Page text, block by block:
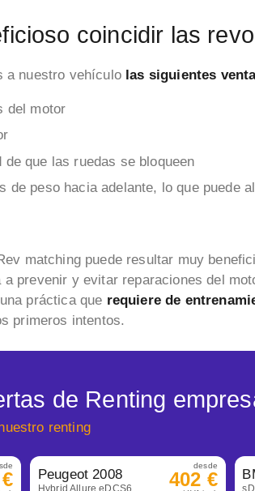
coincidir las
a nuestro vehículo las siguientes
del motor
que las ruedas se bloqueen
de peso hacia adelante, lo que puede
matching puede resultar muy
a prevenir y evitar reparaciones del
práctica que requiere de
primeros intentos.
de Renting
renting
Peugeot 2008
Hybrid Allure eDCS6
desde
402 €